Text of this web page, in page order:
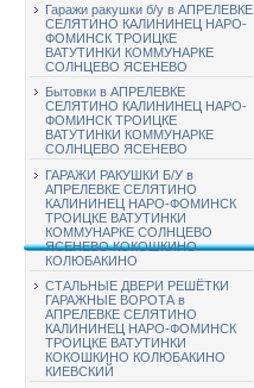
Гаражи ракушки б/у в АПРЕЛЕВКЕ
СЕЛЯТИНО КАЛИНИНЕЦ НАРО-
ФОМИНСК ТРОИЦКЕ
ВАТУТИНКИ КОММУНАРКЕ
СОЛНЦЕВО ЯСЕНЕВО
Бытовки в АПРЕЛЕВКЕ
СЕЛЯТИНО КАЛИНИНЕЦ НАРО-
ФОМИНСК ТРОИЦКЕ
ВАТУТИНКИ КОММУНАРКЕ
СОЛНЦЕВО ЯСЕНЕВО
ГАРАЖИ РАКУШКИ Б/У в
АПРЕЛЕВКЕ СЕЛЯТИНО
КАЛИНИНЕЦ НАРО-ФОМИНСК
ТРОИЦКЕ ВАТУТИНКИ
КОММУНАРКЕ СОЛНЦЕВО
ЯСЕНЕВО КОКОШКИНО
КОЛЮБАКИНО
СТАЛЬНЫЕ ДВЕРИ РЕШЁТКИ
ГАРАЖНЫЕ ВОРОТА в
АПРЕЛЕВКЕ СЕЛЯТИНО
КАЛИНИНЕЦ НАРО-ФОМИНСК
ТРОИЦКЕ ВАТУТИНКИ
КОКОШКИНО КОЛЮБАКИНО
КИЕВСКИЙ